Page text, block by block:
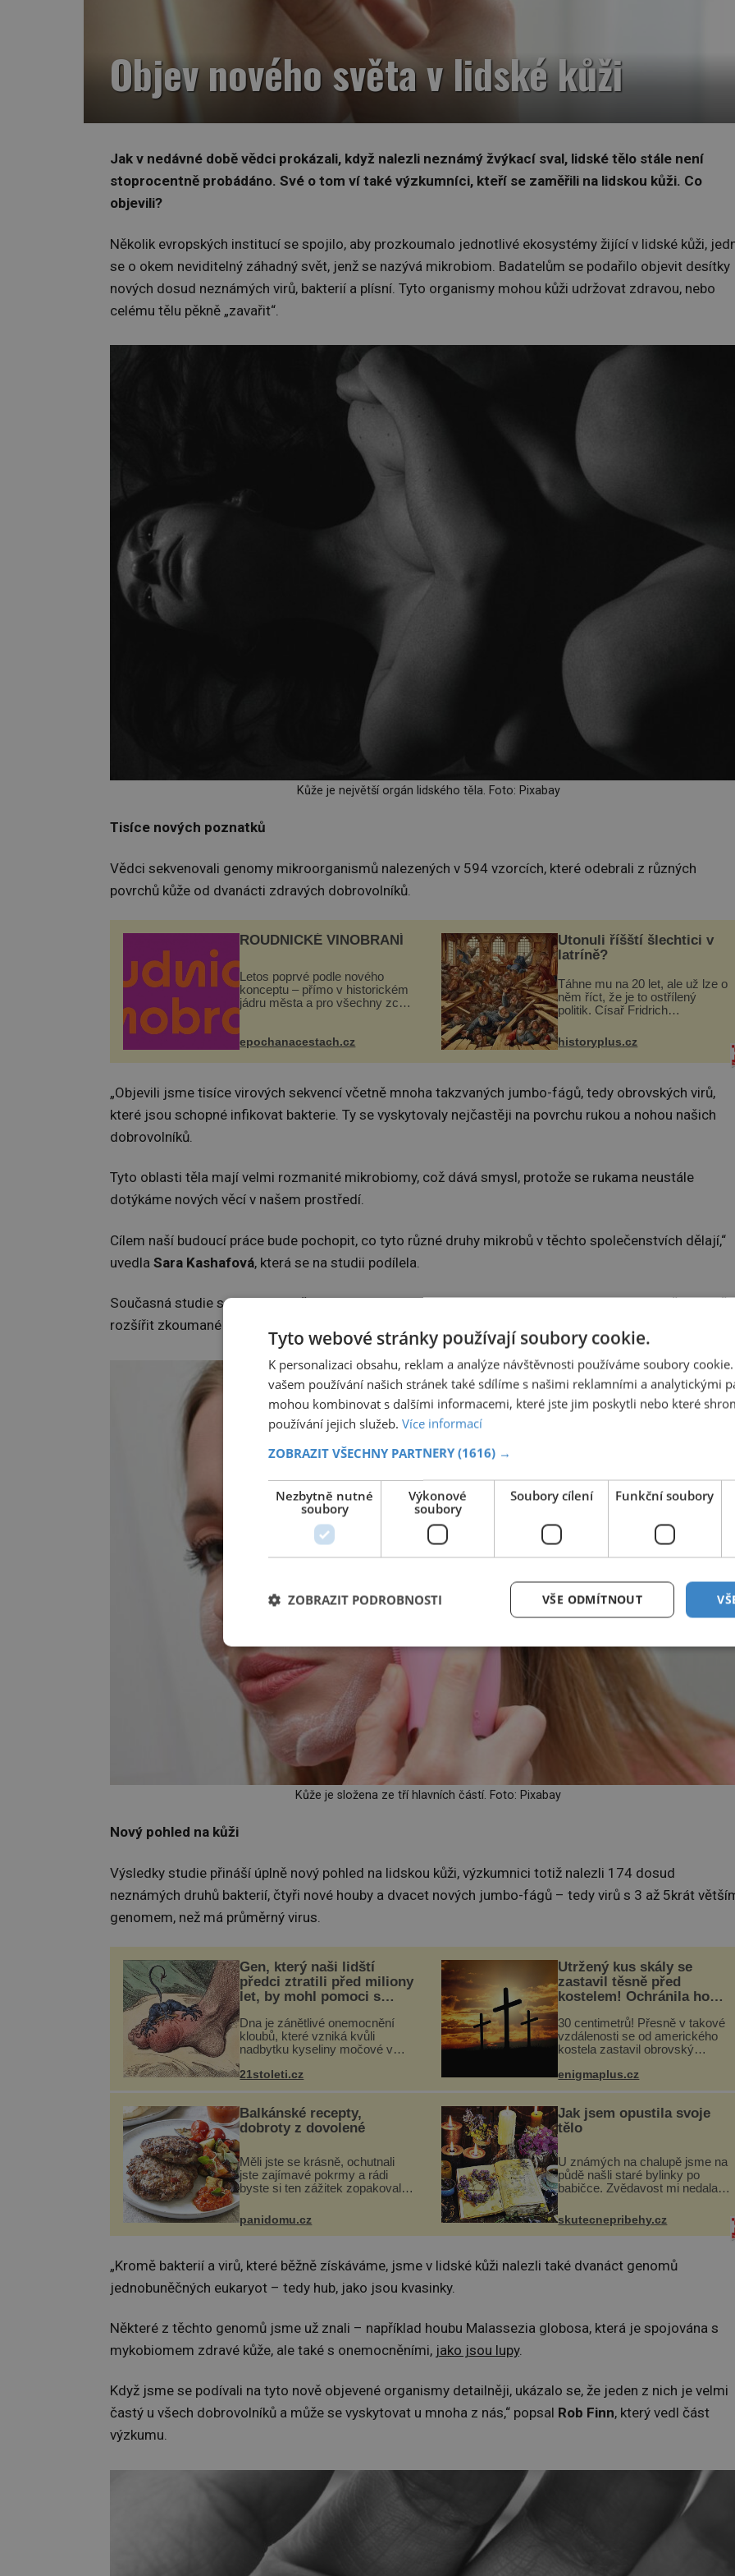
Objev nového světa v lidské kůži
Jak v nedávné době vědci prokázali, když nalezli neznámý žvýkací sval, lidské tělo stále není
stoprocentně probádáno. Své o tom ví také výzkumníci, kteří se zaměřili na lidskou kůži. Co
objevili?
Několik evropských institucí se spojilo, aby prozkoumalo jednotlivé ekosystémy žijící v lidské kůži,
se o okem neviditelný záhadný svět, jenž se nazývá mikrobiom. Badatelům se podařilo objevit desítky
nových dosud neznámých virů, bakterií a plísní. Tyto organismy mohou kůži udržovat zdravou, nebo
celému tělu pěkně „zavařit“.
Kůže je největší orgán lidského těla. Foto: Pixabay
Tisíce nových poznatků
Vědci sekvenovali genomy mikroorganismů nalezených v 594 vzorcích, které odebrali z různých
povrchů kůže od dvanácti zdravých dobrovolníků.
ROUDNICKÉ VINOBRANÍ
Letos poprvé podle nového
konceptu – přímo v historickém
jádru města a pro všechny zcela
náměstí. Návštěvníci se mohou
epochanacestach.cz
Utonuli říšští šlechtici v
latríně?
Táhne mu na 20 let, ale už lze o
něm říct, že je to ostřílený
politik. Císař Fridrich
syna a dědice Jindřicha VI. do
Erfurtu, aby se stal
prostředníkem při řešení sporu
historyplus.cz
„Objevili jsme tisíce virových sekvencí včetně mnoha takzvaných jumbo-fágů, tedy obrovských virů,
které jsou schopné infikovat bakterie. Ty se vyskytovaly nejčastěji na povrchu rukou a nohou našich
dobrovolníků.
Tyto oblasti těla mají velmi rozmanité mikrobiomy, což dává smysl, protože se rukama neustále
dotýkáme nových věcí v našem prostředí.
Cílem naší budoucí práce bude pochopit, co tyto různé druhy mikrobů v těchto společenstvích dělají,“
uvedla Sara Kashafová, která se na studii podílela.
Současná studie se prozatím věnovala pouze lidem ze Severní Ameriky, ale v budoucnu by vědci chtěli
rozšířit zkoumané osoby o rozmanitější populace z různých koutů planety.
Kůže je složena ze tří hlavních částí. Foto: Pixabay
Nový pohled na kůži
Výsledky studie přináší úplně nový pohled na lidskou kůži, výzkumnici totiž nalezli 174 dosud
neznámých druhů bakterií, čtyři nové houby a dvacet nových jumbo-fágů – tedy virů s 3 až 5krát
genomem, než má průměrný virus.
Gen, který naši lidští
předci ztratili před miliony
let, by mohl pomoci s
Dna je zánětlivé onemocnění
kloubů, které vzniká kvůli
nadbytku kyseliny močové v
ukládá v blízkosti kloubů,
nejčastěji přitom postihuje palce
21stoleti.cz
Utržený kus skály se
zastavil těsně před
kostelem! Ochránila ho
30 centimetrů! Přesně v takové
vzdálenosti se od amerického
kostela zastavil obrovský
květnu 2014 nečekaně odtrhl od
nedaleké skály při její demolici.
enigmaplus.cz
Balkánské recepty,
dobroty z dovolené
Měli jste se krásně, ochutnali
jste zajímavé pokrmy a rádi
byste si ten zážitek zopakovali?
(10 porcí) Možná jste ji ochutnali
na dovolené v bývalé Jugoslávii,
lze ji vi...
panidomu.cz
Jak jsem opustila svoje
tělo
U známých na chalupě jsme na
půdě našli staré bylinky po
babičce. Zvědavost mi nedala a
lektvar… Zimní pobyt na
chalupě se pro mě vlastní vinou
změnil v děsivý zážitek, na kt...
skutecnepribehy.cz
„Kromě bakterií a virů, které běžně získáváme, jsme v lidské kůži nalezli také dvanáct genomů
jednobuněčných eukaryot – tedy hub, jako jsou kvasinky.
Některé z těchto genomů jsme už znali – například houbu Malassezia globosa, která je spojována s
mykobiomem zdravé kůže, ale také s onemocněními, jako jsou lupy.
Když jsme se podívali na tyto nově objevené organismy detailněji, ukázalo se, že jeden z nich je velmi
častý u všech dobrovolníků a může se vyskytovat u mnoha z nás,“ popsal Rob Finn, který vedl část
výzkumu.
Tyto webové stránky používají soubory cookie.
K personalizaci obsahu, reklam a analýze návštěvnosti používáme soubory
vašem používání našich stránek také sdílíme s našimi reklamními a analytickými
mohou kombinovat s dalšími informacemi, které jste jim poskytli nebo které
používání jejich služeb. Více informací
ZOBRAZIT VŠECHNY PARTNERY (1616) →
Nezbytně nutné
soubory
Výkonové
soubory
Soubory cílení Funkční soubory
VŠE ODMÍTNOUT
ZOBRAZIT PODROBNOSTI